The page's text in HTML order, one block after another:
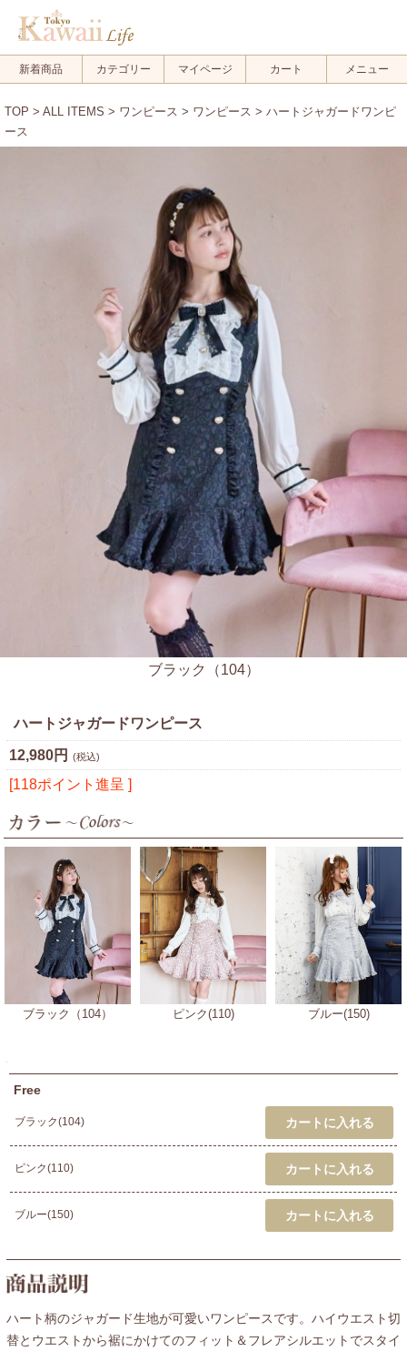
新着商品 カテゴリー マイページ カート メニュー
TOP > ALL ITEMS > ワンピース > ワンピース > ハートジャガードワンピ
ース
ブラック（104）
ハートジャガードワンピース
12,980円 (税込)
[118ポイント進呈 ]
ブラック（104） ピンク(110) ブルー(150)
Free
ブラック(104)
ピンク(110)
ブルー(150)
ハート柄のジャガード生地が可愛いワンピースです。ハイウエスト切
替とウエストから裾にかけてのフィット＆フレアシルエットでスタイ